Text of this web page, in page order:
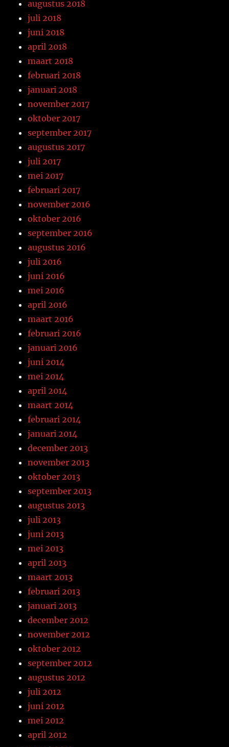
augustus 2018
juli 2018
juni 2018
april 2018
maart 2018
februari 2018
januari 2018
november 2017
oktober 2017
september 2017
augustus 2017
juli 2017
mei 2017
februari 2017
november 2016
oktober 2016
september 2016
augustus 2016
juli 2016
juni 2016
mei 2016
april 2016
maart 2016
februari 2016
januari 2016
juni 2014
mei 2014
april 2014
maart 2014
februari 2014
januari 2014
december 2013
november 2013
oktober 2013
september 2013
augustus 2013
juli 2013
juni 2013
mei 2013
april 2013
maart 2013
februari 2013
januari 2013
december 2012
november 2012
oktober 2012
september 2012
augustus 2012
juli 2012
juni 2012
mei 2012
april 2012